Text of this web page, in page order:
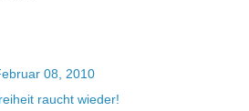
08, 2010
raucht wieder!